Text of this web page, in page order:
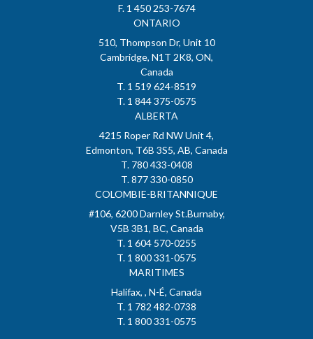
F. 1 450 253-7674
ONTARIO
510, Thompson Dr, Unit 10
Cambridge, N1T 2K8, ON,
Canada
T. 1 519 624-8519
T. 1 844 375-0575
ALBERTA
4215 Roper Rd NW Unit 4,
Edmonton, T6B 3S5, AB, Canada
T. 780 433-0408
T. 877 330-0850
COLOMBIE-BRITANNIQUE
#106, 6200 Darnley St.Burnaby,
V5B 3B1, BC, Canada
T. 1 604 570-0255
T. 1 800 331-0575
MARITIMES
Halifax, , N-É, Canada
T. 1 782 482-0738
T. 1 800 331-0575